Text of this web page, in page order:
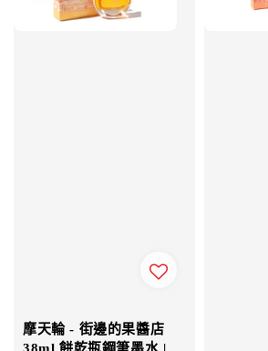
摩天輪 - 街邊的果醬店